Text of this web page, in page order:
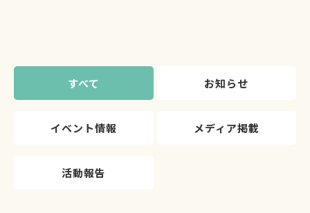
すべて お知らせ
イベント情報 メディア掲載
活動報告